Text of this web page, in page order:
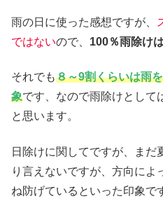
雨の日に使った感想ですが、
ではないので、 100％雨除け
それでも８～9割くらいは雨
象です、なので雨除けとして
と思います。
日除けに関してですが、まだ
り言えないですが、方向に
ね防げているといった印象で